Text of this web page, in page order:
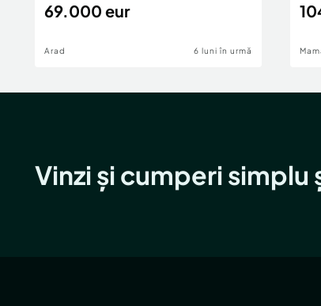
69.000 eur
Arad 6 luni în urmă
Vinzi și cumperi simplu